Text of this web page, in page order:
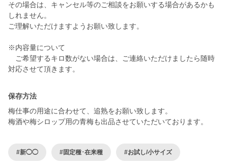
その場合は、キャンセル等のご相談をお願いする場合があるかも
しれません。
ご理解いただけますようお願い致します。
※内容量について
ご希望するキロ数がない場合は、ご連絡いただけましたら随時
対応させて頂きます。
保存方法
梅仕事の用途に合わせて、追熟をお願い致します。
梅酒や梅シロップ用の青梅も出品させていただいております。
#新◯◯ #固定種･在来種 #お試し/小サイズ